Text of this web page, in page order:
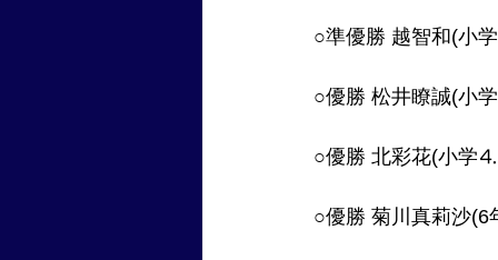
○準優勝 越智和(小
○優勝 松井瞭誠(小
○優勝 北彩花(小学
○優勝 菊川真莉沙(6